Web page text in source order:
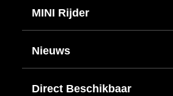
MINI Rijder
Nieuws
Direct Beschikbaar